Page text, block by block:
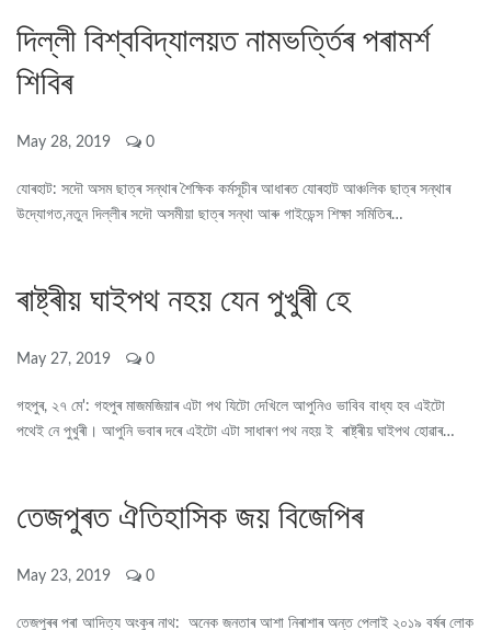
দিল্লী বিশ্ববিদ্যালয়ত নামভৰ্ত্তিৰ পৰামৰ্শ
শিবিৰ
May 28, 2019 0
যোৰহাট: সদৌ অসম ছাত্ৰ সন্থাৰ শৈক্ষিক কৰ্মসূচীৰ আধাৰত যোৰহাট আঞ্চলিক ছাত্ৰ সন্থাৰ
উদ্যোগত,নতুন দিল্লীৰ সদৌ অসমীয়া ছাত্ৰ সন্থা আৰু গাইডেন্স শিক্ষা সমিতিৰ…
ৰাষ্ট্ৰীয় ঘাইপথ নহয় যেন পুখুৰী হে
May 27, 2019 0
গহপুৰ, ২৭ মে': গহপুৰ মাজমজিয়াৰ এটা পথ যিটো দেখিলে আপুনিও ভাবিব বাধ্য হব এইটো
পথেই নে পুখুৰী। আপুনি ভবাৰ দৰে এইটো এটা সাধাৰণ পথ নহয় ই ৰাষ্ট্ৰীয় ঘাইপথ হোৱাৰ…
তেজপুৰত ঐতিহাসিক জয় বিজেপিৰ
May 23, 2019 0
তেজপুৰৰ পৰা আদিত্য অংকুৰ নাথ: অনেক জনতাৰ আশা নিৰাশাৰ অন্ত পেলাই ২০১৯ বৰ্ষৰ লোক